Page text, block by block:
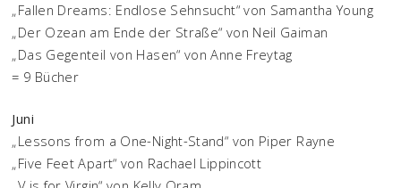
„Fallen Dreams: Endlose Sehnsucht“ von Samantha Young
„Der Ozean am Ende der Straße“ von Neil Gaiman
„Das Gegenteil von Hasen“ von Anne Freytag
= 9 Bücher
Juni
„Lessons from a One-Night-Stand“ von Piper Rayne
„Five Feet Apart“ von Rachael Lippincott